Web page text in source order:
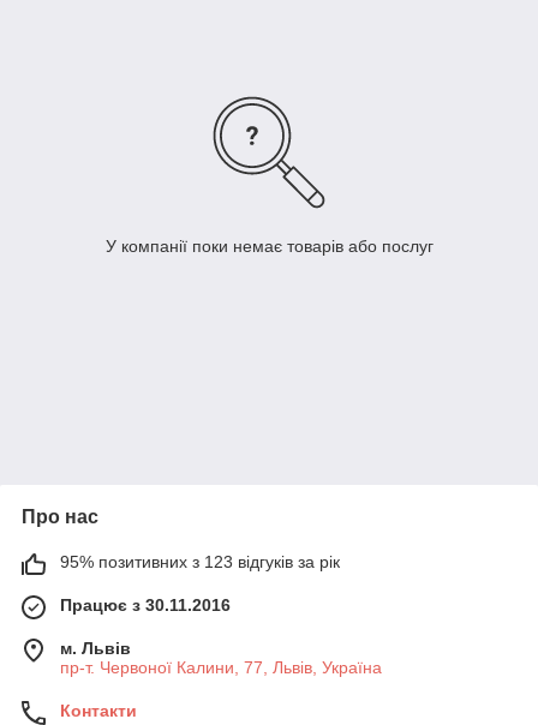
У компанії поки немає товарів або послуг
Про нас
95% позитивних з 123 відгуків за рік
Працює з 30.11.2016
м. Львів
пр-т. Червоної Калини, 77, Львів, Україна
Контакти